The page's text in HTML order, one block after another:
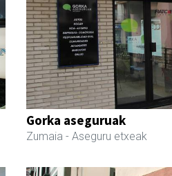
Gorka aseguruak
Zumaia - Aseguru etxeak